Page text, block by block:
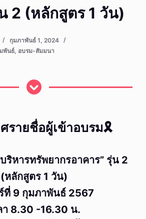
2 (หลักสูตร 1 วัน)
กุมภาพันธ์ 1, 2024
พันธ์, อบรม-สัมมนา
รายชื่อผู้เข้าอบรม🎗
ริหารทรัพยากรอาคาร” รุ่น 2
(หลักสูตร 1 วัน)
ที่ 9 กุมภาพันธ์ 2567
า 8.30 -16.30 น.